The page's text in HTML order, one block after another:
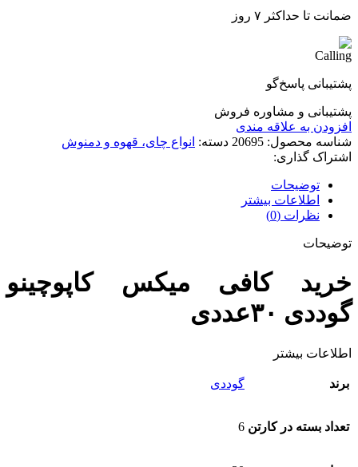
ضمانت تا حداکثر ۷ روز
پشتیبانی پاسخ‌گو
پشتیبانی و مشاوره فروش
افزودن به علاقه مندی
شناسه محصول: 20695 دسته: انواع چای، قهوه و دمنوش
اشتراک گذاری:
توضیحات
اطلاعات بیشتر
نظرات (0)
توضیحات
خرید کافی میکس کاپوچینو
گوددی ۳۰عددی
اطلاعات بیشتر
برند گوددی
تعداد بسته در کارتن 6